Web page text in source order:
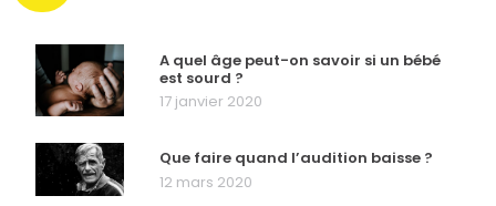
A quel âge peut-on savoir si un bébé
est sourd ?
17 janvier 2020
Que faire quand l’audition baisse ?
12 mars 2020